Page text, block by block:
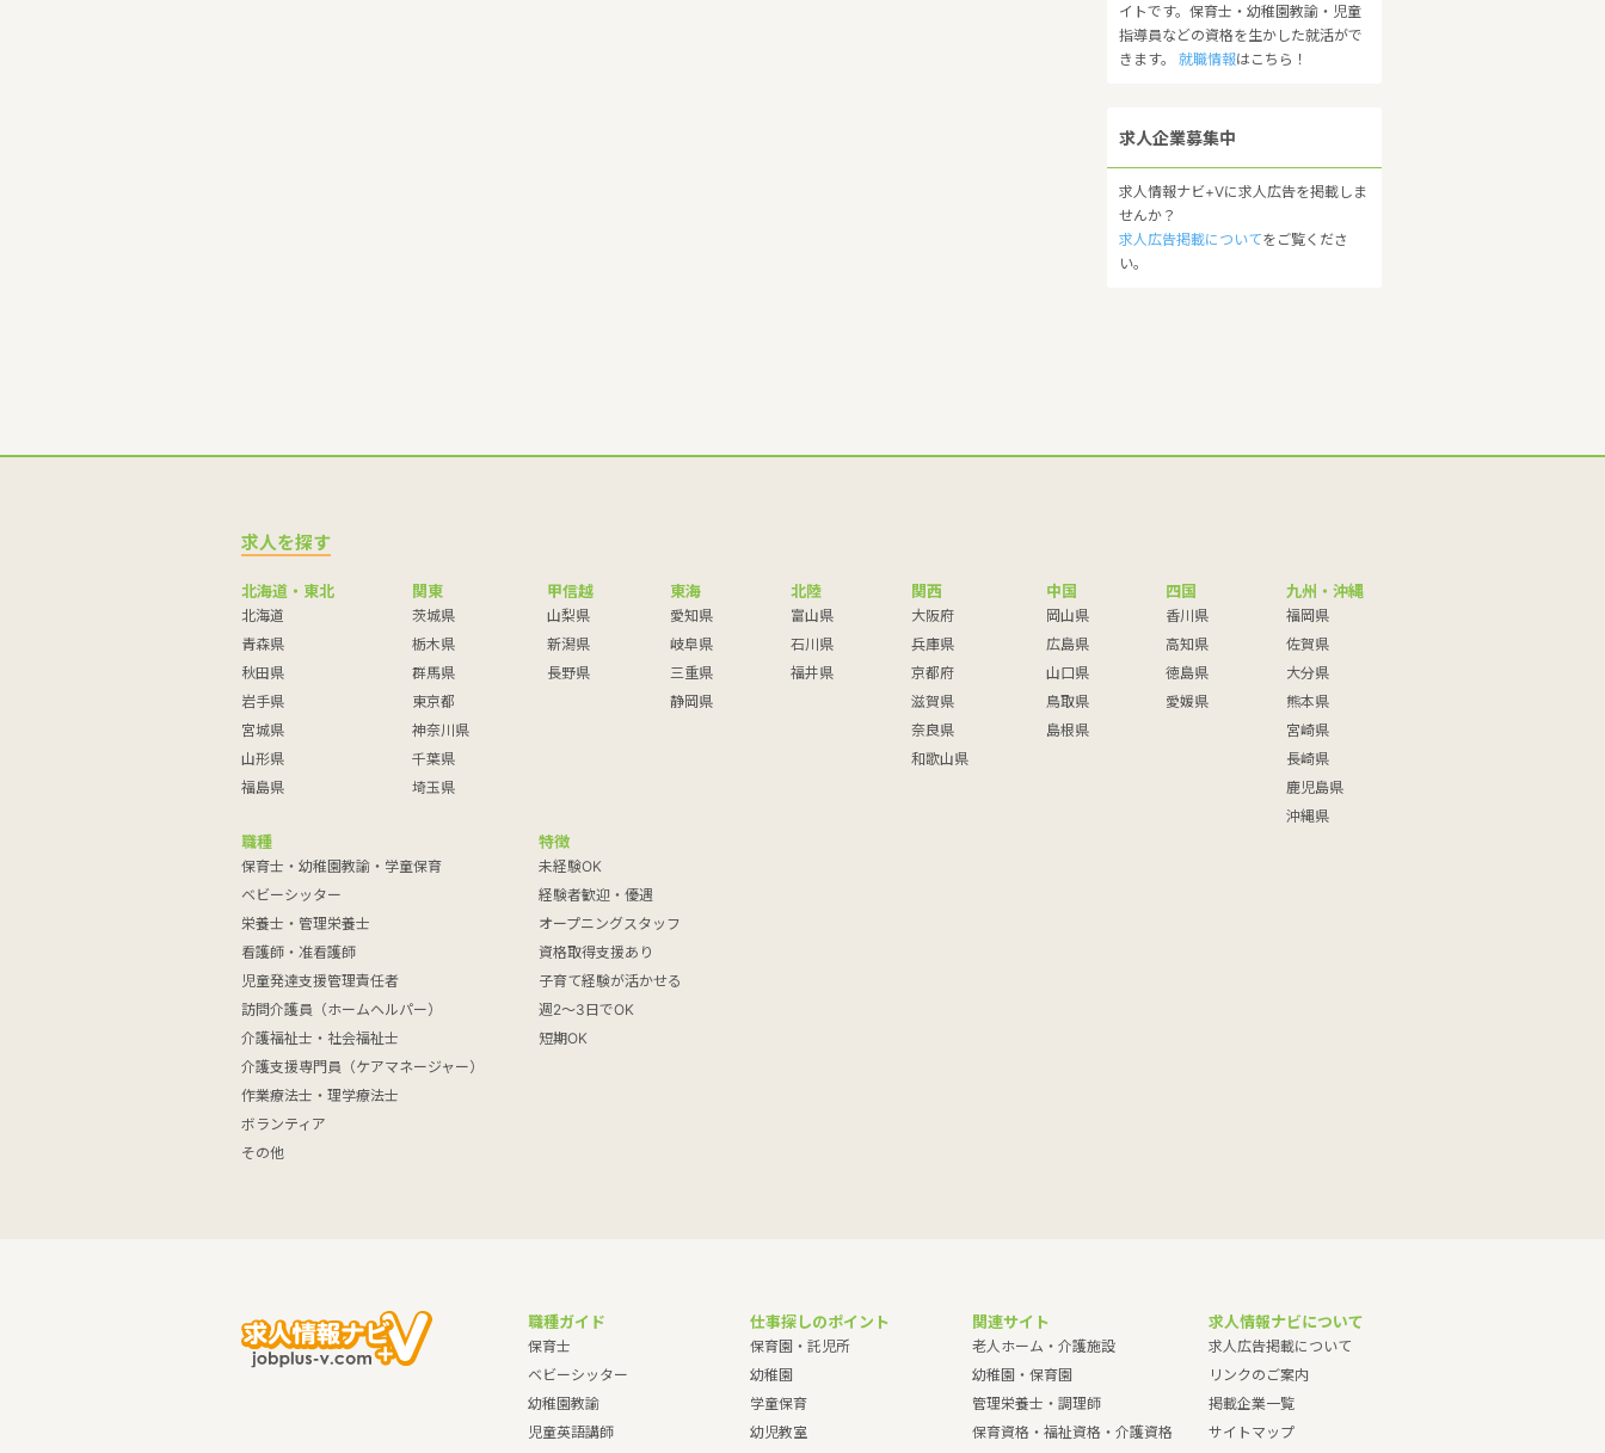
イトです。保育士・幼稚園教諭・児童
指導員などの資格を生かした就活がで
きます。 就職情報はこちら！
求人企業募集中
求人情報ナビ+Vに求人広告を掲載しま
せんか？
求人広告掲載についてをご覧くださ
い。
求人を探す
北海道・東北
北海道
青森県
秋田県
岩手県
宮城県
山形県
福島県
関東
茨城県
栃木県
群馬県
東京都
神奈川県
千葉県
埼玉県
甲信越
山梨県
新潟県
長野県
東海
愛知県
岐阜県
三重県
静岡県
北陸
富山県
石川県
福井県
関西
大阪府
兵庫県
京都府
滋賀県
奈良県
和歌山県
中国
岡山県
広島県
山口県
鳥取県
島根県
四国
香川県
高知県
徳島県
愛媛県
九州・沖縄
福岡県
佐賀県
大分県
熊本県
宮崎県
長崎県
鹿児島県
沖縄県
職種
保育士・幼稚園教諭・学童保育
ベビーシッター
栄養士・管理栄養士
看護師・准看護師
児童発達支援管理責任者
訪問介護員（ホームヘルパー）
介護福祉士・社会福祉士
介護支援専門員（ケアマネージャー）
作業療法士・理学療法士
ボランティア
その他
特徴
未経験OK
経験者歓迎・優遇
オープニングスタッフ
資格取得支援あり
子育て経験が活かせる
週2～3日でOK
短期OK
職種ガイド
保育士
ベビーシッター
幼稚園教諭
児童英語講師
仕事探しのポイント
保育園・託児所
幼稚園
学童保育
幼児教室
関連サイト
老人ホーム・介護施設
幼稚園・保育園
管理栄養士・調理師
保育資格・福祉資格・介護資格
求人情報ナビについて
求人広告掲載について
リンクのご案内
掲載企業一覧
サイトマップ